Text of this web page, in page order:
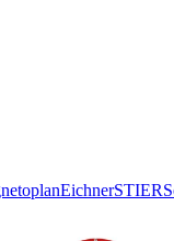
EichnerSTIER